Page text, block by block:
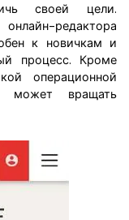
своей цели.
редактора
к новичкам и
процесс. Кроме
операционной
может вращать